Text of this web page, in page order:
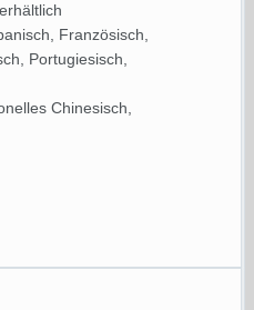
Französisch,
Portugiesisch,
Chinesisch,